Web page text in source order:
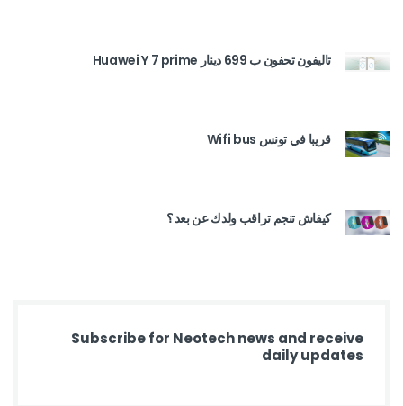
تاليفون تحفون ب 699 دينار Huawei Y 7 prime
قريبا في تونس Wifi bus
كيفاش تنجم تراقب ولدك عن بعد ؟
Subscribe for Neotech news and receive
daily updates